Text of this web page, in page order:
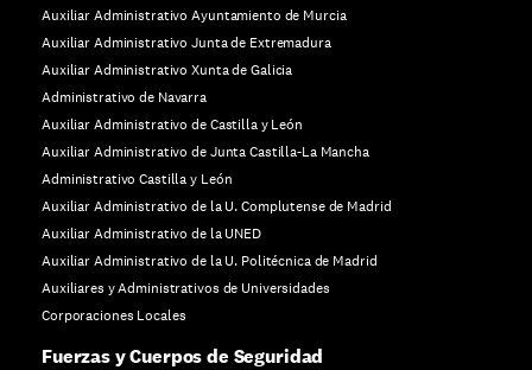
Auxiliar Administrativo Ayuntamiento de Murcia
Auxiliar Administrativo Junta de Extremadura
Auxiliar Administrativo Xunta de Galicia
Administrativo de Navarra
Auxiliar Administrativo de Castilla y León
Auxiliar Administrativo de Junta Castilla-La Mancha
Administrativo Castilla y León
Auxiliar Administrativo de la U. Complutense de Madrid
Auxiliar Administrativo de la UNED
Auxiliar Administrativo de la U. Politécnica de Madrid
Auxiliares y Administrativos de Universidades
Corporaciones Locales
Fuerzas y Cuerpos de Seguridad